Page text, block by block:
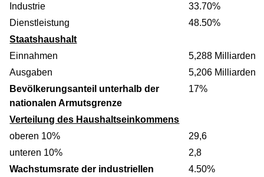
Industrie
33.70%
Dienstleistung
48.50%
Staatshaushalt
Einnahmen
5,288 Milliarden
Ausgaben
5,206 Milliarden
Bevölkerungsanteil unterhalb der
nationalen Armutsgrenze
17%
Verteilung des Haushaltseinkommens
oberen 10%
29,6
unteren 10%
2,8
Wachstumsrate der industriellen
4.50%